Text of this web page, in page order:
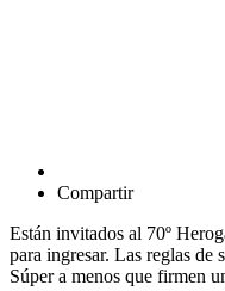
Compartir
Están invitados al 70º
para ingresar. Las reglas de
Súper a menos que firmen